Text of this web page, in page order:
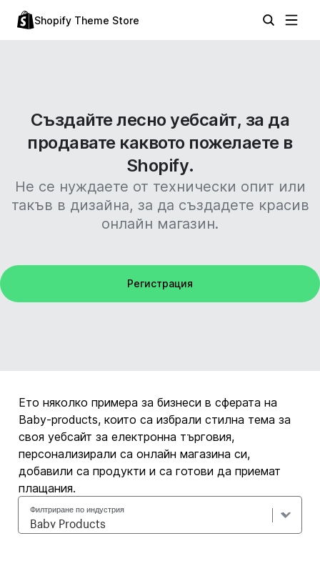
Shopify Theme Store
Създайте лесно уебсайт, за да
продавате каквото пожелаете в
Shopify.
Не се нуждаете от технически опит или
такъв в дизайна, за да създадете красив
онлайн магазин.
Регистрация
Ето няколко примера за бизнеси в сферата на
Baby-products, които са избрали стилна тема за
своя уебсайт за електронна търговия,
персонализирали са онлайн магазина си,
добавили са продукти и са готови да приемат
плащания.
Филтриране по индустрия